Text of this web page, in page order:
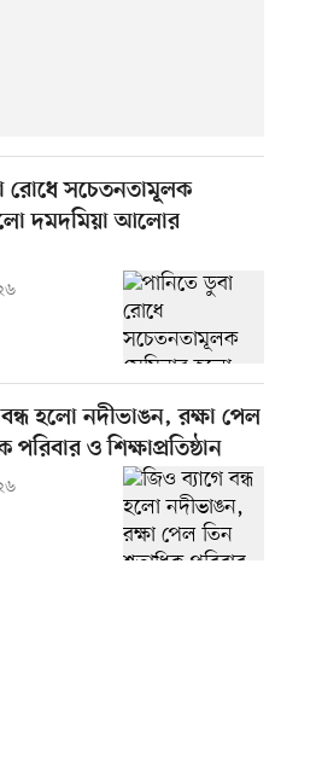
রোধে সচেতনতামূলক
দমদমিয়া আলোর
হলো নদীভাঙন, রক্ষা পেল
ও শিক্ষাপ্রতিষ্ঠান